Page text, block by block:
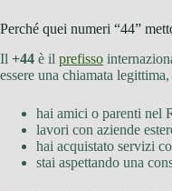
Perché quei numeri “44”
Il +44 è il prefisso
essere una chiamata
hai amici o parenti nel
lavori con aziende
hai acquistato servizi
stai aspettando una